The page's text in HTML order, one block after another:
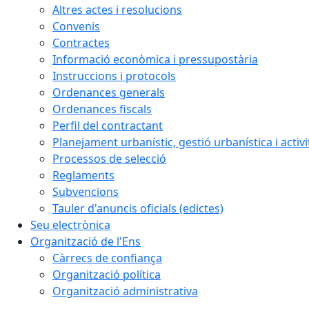
Altres actes i resolucions
Convenis
Contractes
Informació econòmica i pressupostària
Instruccions i protocols
Ordenances generals
Ordenances fiscals
Perfil del contractant
Planejament urbanístic, gestió urbanística i
Processos de selecció
Reglaments
Subvencions
Tauler d'anuncis oficials (edictes)
Seu electrònica
Organització de l'Ens
Càrrecs de confiança
Organització política
Organització administrativa